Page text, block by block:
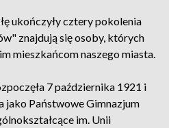
ukończyły cztery pokolenia
znajdują się osoby, których
mieszkańcom naszego miasta.
7 października 1921 i
jako Państwowe Gimnazjum
im. Unii